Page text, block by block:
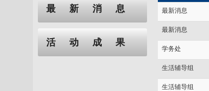
最新消息
活动成果
最新消息
最新消息
学务处
生活辅导组
生活辅导组